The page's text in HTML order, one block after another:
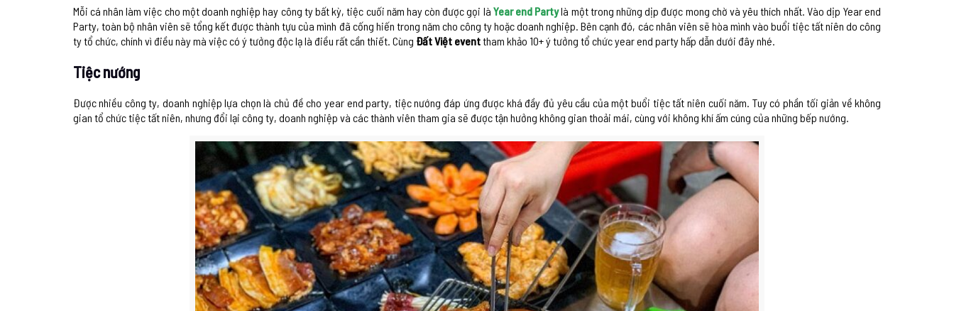
Mỗi cá nhân làm việc cho một doanh nghiệp hay công ty bất kỳ, tiệc cuối năm hay còn được gọi là Year end Partylà một trong những dịp được mong chờ và yêu thích nhất. Vào dịp Year end
Party, toàn bộ nhân viên sẽ tổng kết được thành tựu của mình đã cống hiến trong năm cho công ty hoặc doanh nghiệp. Bên cạnh đó, các nhân viên sẽ hòa mình vào buổi tiệc tất niên do công
ty tổ chức, chính vì điều này mà việc có ý tưởng độc lạ là điều rất cần thiết. Cùng Đất Việt eventtham khảo 10+ ý tưởng tổ chức year end party hấp dẫn dưới đây nhé.
Tiệc nướng
Được nhiều công ty, doanh nghiệp lựa chọn là chủ đề cho year end party, tiệc nướng đáp ứng được khá đầy đủ yêu cầu của một buổi tiệc tất niên cuối năm. Tuy có phần tối giản về không
gian tổ chức tiệc tất niên, nhưng đổi lại công ty, doanh nghiệp và các thành viên tham gia sẽ được tận hưởng không gian thoải mái, cùng với không khí ấm cúng của những bếp nướng.